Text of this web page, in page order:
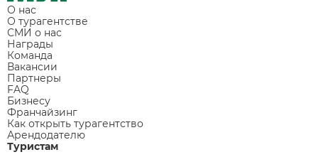
О нас
О турагентстве
СМИ о нас
Награды
Команда
Вакансии
Партнеры
FAQ
Бизнесу
Франчайзинг
Как открыть турагентство
Арендодателю
Туристам